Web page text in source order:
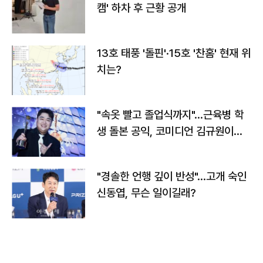
캠' 하차 후 근황 공개
13호 태풍 '돌핀'·15호 '찬홈' 현재 위
치는?
"속옷 빨고 졸업식까지"…근육병 학
생 돌본 공익, 코미디언 김규원이었
"경솔한 언행 깊이 반성"…고개 숙인
신동엽, 무슨 일이길래?